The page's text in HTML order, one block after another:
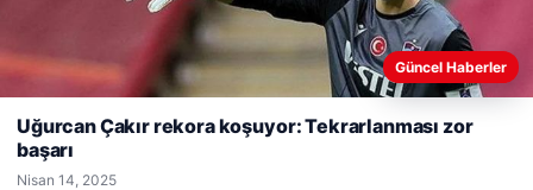
© 2026 Taze Haberler
Web sitemizi nasıl kullandığınızı daha iyi anlayabilmek,
kullanıyoruz.Çerez Politikamız
Reddet
Güncel Haberler
Uğurcan Çakır rekora koşuyor: Tekrarlanması zor
başarı
Nisan 14, 2025